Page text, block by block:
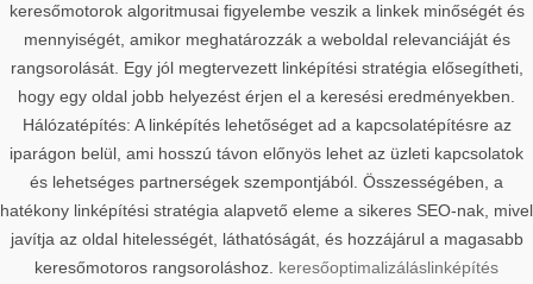
keresőmotorok algoritmusai figyelembe veszik a linkek minőségét és
mennyiségét, amikor meghatározzák a weboldal relevanciáját és
rangsorolását. Egy jól megtervezett linképítési stratégia elősegítheti,
hogy egy oldal jobb helyezést érjen el a keresési eredményekben.
Hálózatépítés: A linképítés lehetőséget ad a kapcsolatépítésre az
iparágon belül, ami hosszú távon előnyös lehet az üzleti kapcsolatok
és lehetséges partnerségek szempontjából. Összességében, a
hatékony linképítési stratégia alapvető eleme a sikeres SEO-nak, mivel
javítja az oldal hitelességét, láthatóságát, és hozzájárul a magasabb
keresőmotoros rangsoroláshoz. keresőoptimalizáláslinképítés